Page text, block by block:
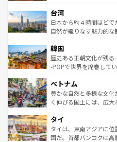
ならではの贅沢な旅のスタイルだ。 なお
情報はコンテンツ一覧を
れるおもてなしの心で訪
人々、おいしいローカ
ク、伝統的なフラダン
ワイを、存分に味わってほしい。 なお、新
はコンテンツ一覧を参照
リアリーフや大陸中央部
ク）、タスマニアの美
ど、見どころがたくさ
いる。アクティビティも
ビング、ハイキングな
い。オーストラリアの
参照してほしい。
台湾
日本から約４時間ほど
自然が織りなす魅力的
ン）、静ひつな山岳地帯
と山間の静けさが共存
驚きをもたらしてくれ
容にもいいと評判のスイ
が味わえる。 な
照してほしい。
韓国
歴史ある王朝文化が残
-POPで世界を席巻して
き、地方に足を延ばせば
できる。そして、キム
まで、さまざまな韓国
リティに包まれながら、
わって
覧を参照してほしい。
ベトナム
豊かな自然と多様な文
く伸びる国土には、広
急速な発展と共に伝統が
ーチミン市のフランス統
醸し出している。また
タイ
タイは、東南アジアに位
国だ。首都バンコクは